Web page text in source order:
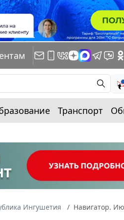
Транспорт
Ингушетия Навигатор.